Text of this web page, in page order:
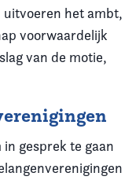
het ambt,
voorwaardelijk
van de motie,
gesprek te gaan